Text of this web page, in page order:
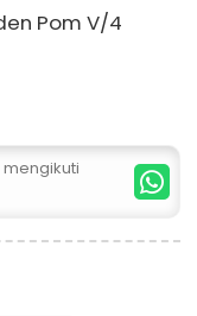
Pom V/4